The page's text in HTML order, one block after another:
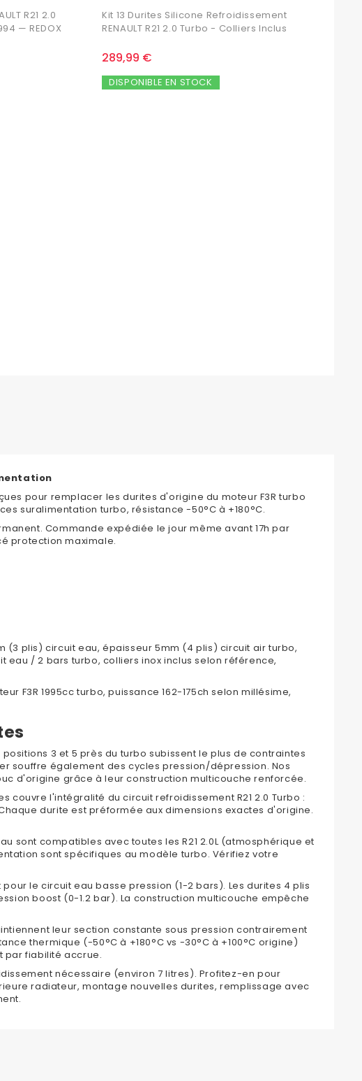
R21 2.0
— REDOX
Kit 13 Durites Silicone Refroidissement
RENAULT R21 2.0 Turbo - Colliers Inclus
289,99 €
DISPONIBLE EN STOCK
pour remplacer les durites d'origine du moteur F3R turbo
suralimentation turbo, résistance -50°C à +180°C.
Commande expédiée le jour même avant 17h par
protection maximale.
(3 plis) circuit eau, épaisseur 5mm (4 plis) circuit air turbo,
eau / 2 bars turbo, colliers inox inclus selon référence,
F3R 1995cc turbo, puissance 162-175ch selon millésime,
positions 3 et 5 près du turbo subissent le plus de contraintes
souffre également des cycles pression/dépression. Nos
d'origine grâce à leur construction multicouche renforcée.
couvre l'intégralité du circuit refroidissement R21 2.0 Turbo :
durite est préformée aux dimensions exactes d'origine.
sont compatibles avec toutes les R21 2.0L (atmosphérique et
sont spécifiques au modèle turbo. Vérifiez votre
le circuit eau basse pression (1-2 bars). Les durites 4 plis
boost (0-1.2 bar). La construction multicouche empêche
leur section constante sous pression contrairement
thermique (-50°C à +180°C vs -30°C à +100°C origine)
par fiabilité accrue.
nécessaire (environ 7 litres). Profitez-en pour
radiateur, montage nouvelles durites, remplissage avec